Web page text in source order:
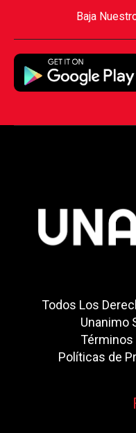
Baja
Todos Los
Unanimo
Políticas de